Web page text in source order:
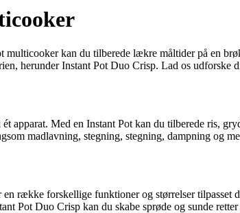
kan du tilberede lækre måltider på en
herunder Instant Pot Duo Crisp. Lad os udforske
Med en Instant Pot kan du tilberede ris,
madlavning, stegning, stegning, dampning og
række forskellige funktioner og størrelser tilpasset
Pot Duo Crisp kan du skabe sprøde og sunde